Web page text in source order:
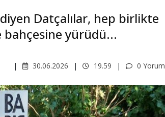
Datçalılar, hep birlikte
bahçesine yürüdü...
0 Yorum
19.59
30.06.2026